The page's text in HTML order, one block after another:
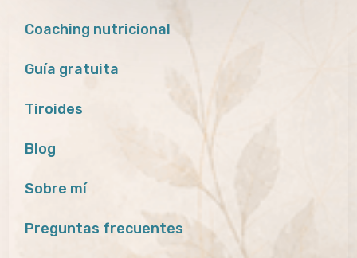
Coaching nutricional
Guía gratuita
Tiroides
Blog
Sobre mí
Preguntas frecuentes